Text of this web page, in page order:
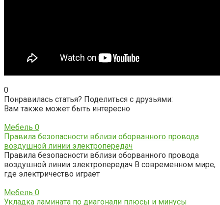
0
Понравилась статья? Поделиться с друзьями:
Вам также может быть интересно
Мебель 0
Правила безопасности вблизи оборванного провода
воздушной линии электропередач
Правила безопасности вблизи оборванного провода
воздушной линии электропередач В современном мире,
где электричество играет
Мебель 0
Укладка ламината по диагонали плюсы и минусы